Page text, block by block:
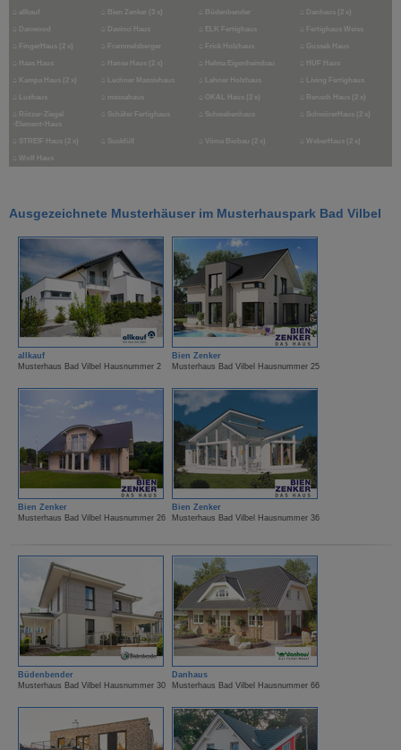
⌂ allkauf ⌂ Bien Zenker (3 x) ⌂ Büdenbender ⌂ Danhaus (2 x)
⌂ Danwood ⌂ Davinci Haus ⌂ ELK Fertighaus ⌂ Fertighaus Weiss
⌂ FingerHaus (2 x) ⌂ Frammelsberger ⌂ Frick Holzhaus ⌂ Gussek Haus
⌂ Haas Haus ⌂ Hanse Haus (2 x) ⌂ Helma Eigenheimbau ⌂ HUF Haus
⌂ Kampa Haus (2 x) ⌂ Lechner Massivhaus ⌂ Lehner Holzhaus ⌂ Living Fertighaus
⌂ Luxhaus ⌂ massahaus ⌂ OKAL Haus (2 x) ⌂ Rensch Haus (2 x)
⌂ Rötzer-Ziegel
-Element-Haus
⌂ Schäfer Fertighaus ⌂ Schwabenhaus ⌂ SchwörerHaus (2 x)
⌂ STREIF Haus (2 x) ⌂ Suckfüll ⌂ Vöma Biobau (2 x) ⌂ WeberHaus (2 x)
⌂ Wolf Haus
Ausgezeichnete Musterhäuser im Musterhauspark Bad Vilbel
allkauf
Musterhaus Bad Vilbel Hausnummer 2
Bien Zenker
Musterhaus Bad Vilbel Hausnummer 25
Bien Zenker
Musterhaus Bad Vilbel Hausnummer 26
Bien Zenker
Musterhaus Bad Vilbel Hausnummer 36
Büdenbender
Musterhaus Bad Vilbel Hausnummer 30
Danhaus
Musterhaus Bad Vilbel Hausnummer 66